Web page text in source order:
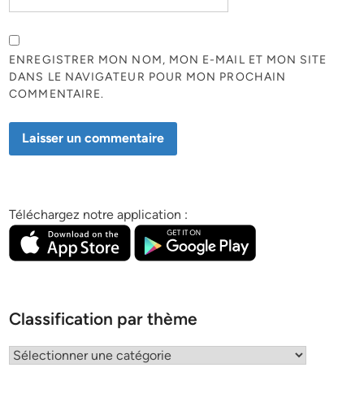
ENREGISTRER MON NOM, MON E-MAIL ET MON SITE
DANS LE NAVIGATEUR POUR MON PROCHAIN
COMMENTAIRE.
Téléchargez notre application :
Classification par thème
Classification